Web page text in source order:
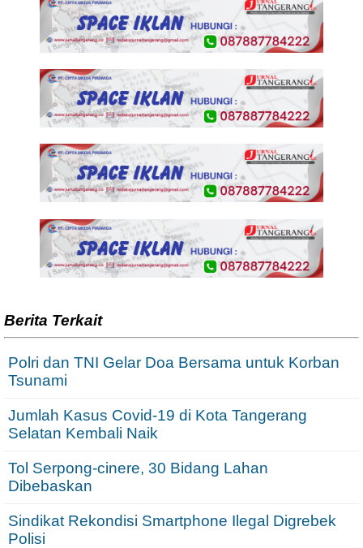
Berita Terkait
Polri dan TNI Gelar Doa Bersama untuk Korban
Tsunami
Jumlah Kasus Covid-19 di Kota Tangerang
Selatan Kembali Naik
Tol Serpong-cinere, 30 Bidang Lahan
Dibebaskan
Sindikat Rekondisi Smartphone Ilegal Digrebek
Polisi